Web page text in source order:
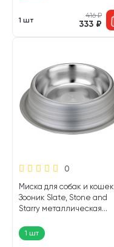
1 шт
416₽
333 ₽
0
Миска для собак и кошек
Зооник Slate, Stone and
Starry металлическая
0,45 л (1 шт)
1 шт